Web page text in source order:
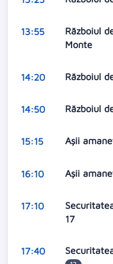
13:55
Războiul
Monte
14:20 Războiul
14:50 Războiul
15:15 Aşii
16:10 Aşii
17:10
17
17:40